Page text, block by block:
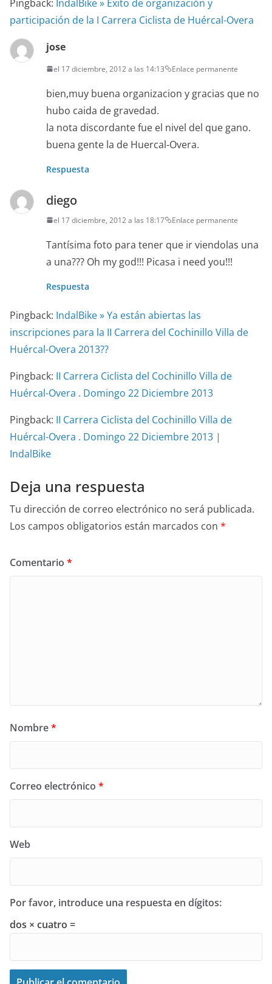
Pingback: IndalBike » Éxito de organización y
participación de la I Carrera Ciclista de Huércal-Overa
jose
el 17 diciembre, 2012 a las 14:13 Enlace permanente
bien,muy buena organizacion y gracias que no
hubo caida de gravedad.
la nota discordante fue el nivel del que gano.
buena gente la de Huercal-Overa.
Respuesta
diego
el 17 diciembre, 2012 a las 18:17 Enlace permanente
Tantísima foto para tener que ir viendolas una
a una??? Oh my god!!! Picasa i need you!!!
Respuesta
Pingback: IndalBike » Ya están abiertas las
inscripciones para la II Carrera del Cochinillo Villa de
Huércal-Overa 2013??
Pingback: II Carrera Ciclista del Cochinillo Villa de
Huércal-Overa . Domingo 22 Diciembre 2013
Pingback: II Carrera Ciclista del Cochinillo Villa de
Huércal-Overa . Domingo 22 Diciembre 2013 |
IndalBike
Deja una respuesta
Tu dirección de correo electrónico no será publicada.
Los campos obligatorios están marcados con *
Comentario *
Nombre*
Correo electrónico *
Web
Por favor, introduce una respuesta en dígitos:
dos × cuatro =